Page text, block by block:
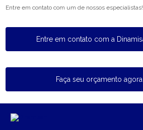
Entre em contato com um de nossos especialistas!
Entre em contato com a
Faça seu orçamento